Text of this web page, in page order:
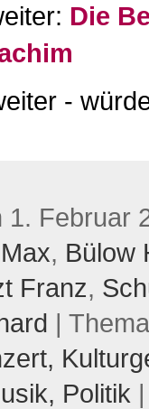
Die
-
1. Februar
, Bülow
Franz,
|
Politik